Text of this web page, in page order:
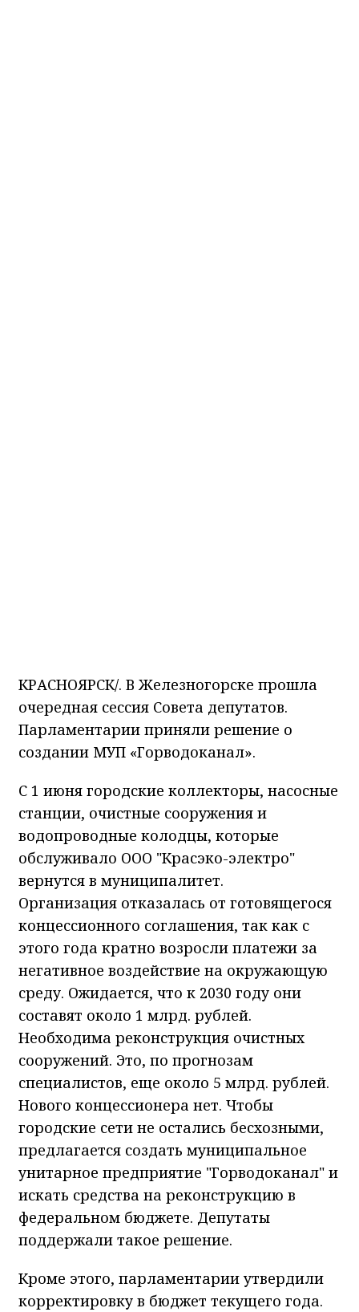
КРАСНОЯРСК/. В Железногорске прошла
очередная сессия Совета депутатов.
Парламентарии приняли решение о
создании МУП «Горводоканал».
С 1 июня городские коллекторы, насосные
станции, очистные сооружения и
водопроводные колодцы, которые
обслуживало ООО "Красэко-электро"
вернутся в муниципалитет.
Организация отказалась от готовящегося
концессионного соглашения, так как с
этого года кратно возросли платежи за
негативное воздействие на окружающую
среду. Ожидается, что к 2030 году они
составят около 1 млрд. рублей.
Необходима реконструкция очистных
сооружений. Это, по прогнозам
специалистов, еще около 5 млрд. рублей.
Нового концессионера нет. Чтобы
городские сети не остались бесхозными,
предлагается создать муниципальное
унитарное предприятие "Горводоканал" и
искать средства на реконструкцию в
федеральном бюджете. Депутаты
поддержали такое решение.
Кроме этого, парламентарии утвердили
корректировку в бюджет текущего года.